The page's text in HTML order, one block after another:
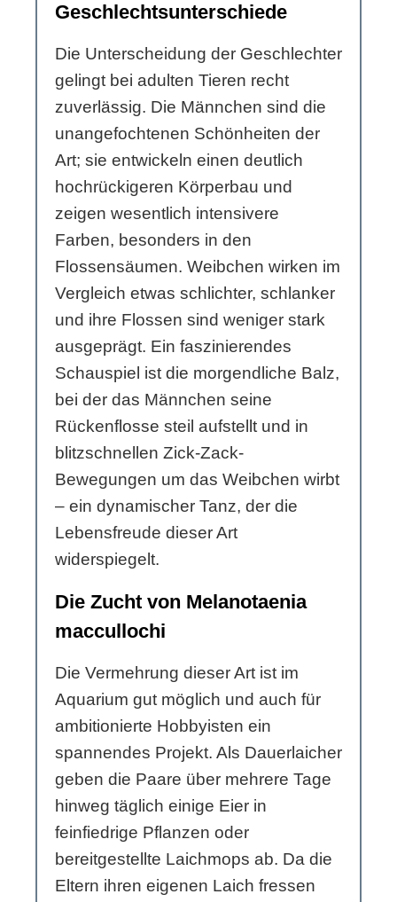
Geschlechtsunterschiede
Die Unterscheidung der Geschlechter
gelingt bei adulten Tieren recht
zuverlässig. Die Männchen sind die
unangefochtenen Schönheiten der
Art; sie entwickeln einen deutlich
hochrückigeren Körperbau und
zeigen wesentlich intensivere
Farben, besonders in den
Flossensäumen. Weibchen wirken im
Vergleich etwas schlichter, schlanker
und ihre Flossen sind weniger stark
ausgeprägt. Ein faszinierendes
Schauspiel ist die morgendliche Balz,
bei der das Männchen seine
Rückenflosse steil aufstellt und in
blitzschnellen Zick-Zack-
Bewegungen um das Weibchen wirbt
– ein dynamischer Tanz, der die
Lebensfreude dieser Art
widerspiegelt.
Die Zucht von Melanotaenia
maccullochi
Die Vermehrung dieser Art ist im
Aquarium gut möglich und auch für
ambitionierte Hobbyisten ein
spannendes Projekt. Als Dauerlaicher
geben die Paare über mehrere Tage
hinweg täglich einige Eier in
feinfiedrige Pflanzen oder
bereitgestellte Laichmops ab. Da die
Eltern ihren eigenen Laich fressen